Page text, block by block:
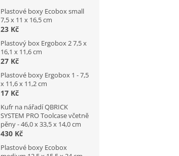
Plastové boxy Ecobox small
7,5 x 11 x 16,5 cm
23 Kč
Plastový box Ergobox 2 7,5 x
16,1 x 11,6 cm
27 Kč
Plastové boxy Ergobox 1 - 7,5
x 11,6 x 11,2 cm
17 Kč
Kufr na nářadí QBRICK
SYSTEM PRO Toolcase včetně
pěny - 46,0 x 33,5 x 14,0 cm
430 Kč
Plastové boxy Ecobox